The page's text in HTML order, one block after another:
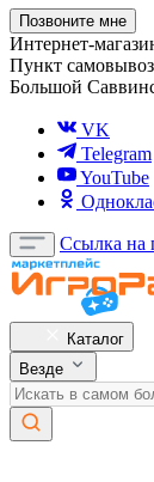
Позвоните мне
Интернет-
Пункт
Большой
VK
Telegram
YouTube
Ссылка на
Каталог
Везде